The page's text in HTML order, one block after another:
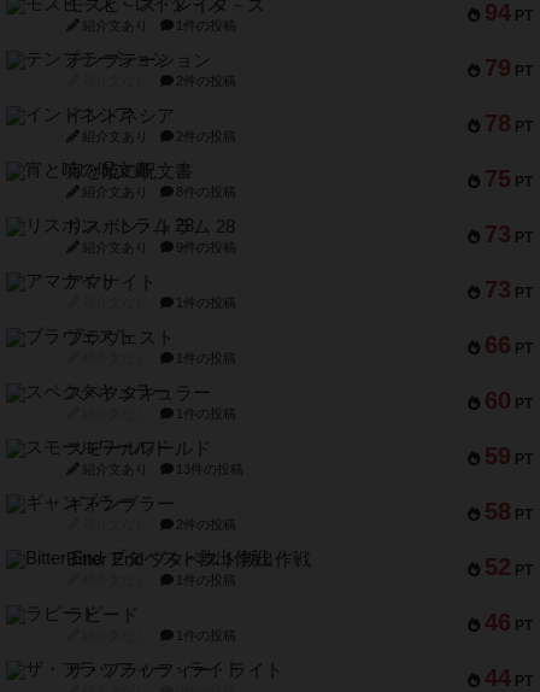
94 PT
モズビ－ズ・レイダ－ズ
紹介文あり 1件の投稿
79 PT
テンプテーション
2件の投稿
78 PT
インドネシア
紹介文あり 2件の投稿
75 PT
宵と暁の呪文書
紹介文あり 8件の投稿
73 PT
リスボン・トラム 28
紹介文あり 9件の投稿
73 PT
アマナイト
1件の投稿
66 PT
ブラヴェスト
1件の投稿
60 PT
スペクタキュラー
1件の投稿
59 PT
スモールワールド
紹介文あり 13件の投稿
58 PT
ギャンブラー
2件の投稿
52 PT
Bitter End ブタペスト救出作戦
1件の投稿
46 PT
ラピード
1件の投稿
44 PT
ザ・フラッフィー・ライト